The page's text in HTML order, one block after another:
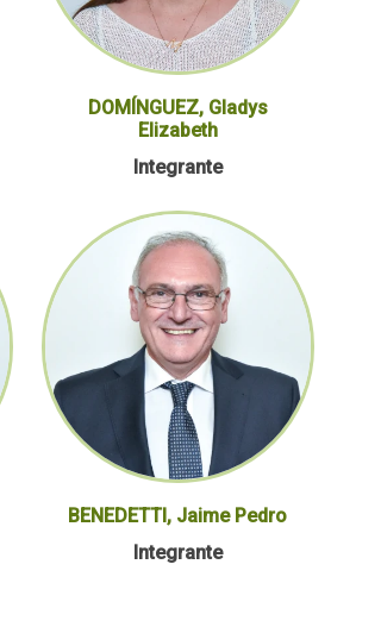
DOMÍNGUEZ, Gladys
Elizabeth
Integrante
BENEDETTI, Jaime Pedro
Integrante